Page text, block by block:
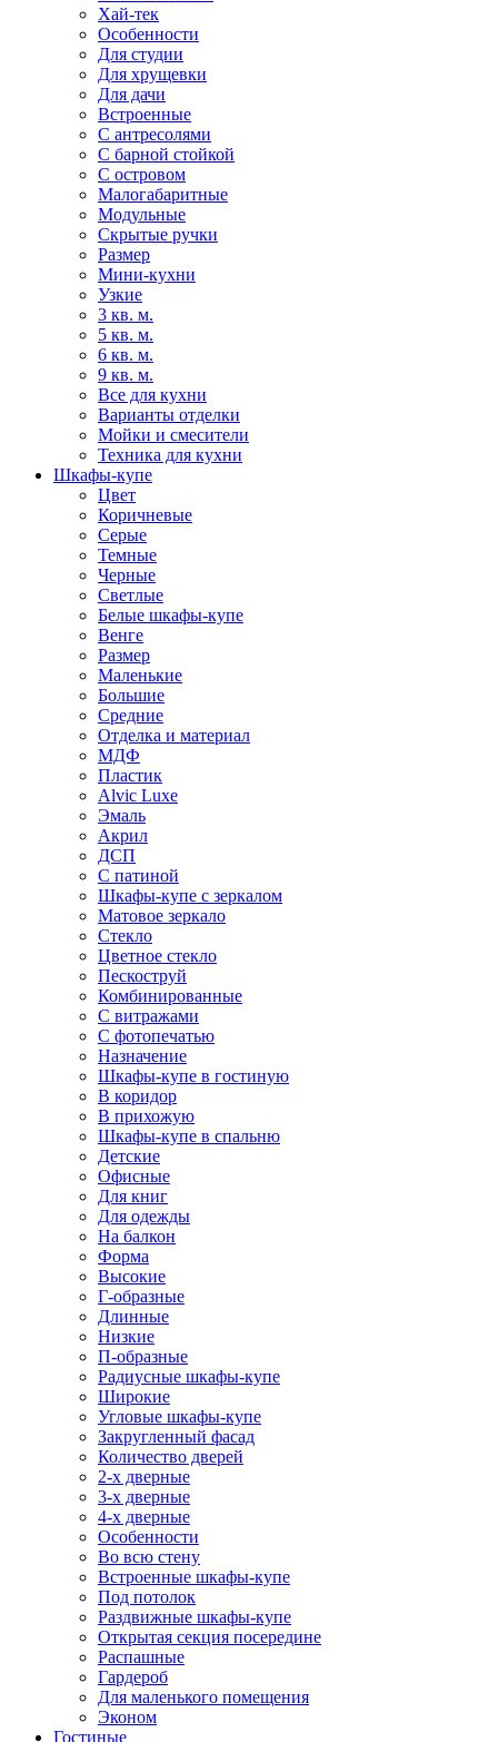
Хай-тек
Особенности
Для студии
Для хрущевки
Для дачи
Встроенные
С антресолями
С барной стойкой
С островом
Малогабаритные
Модульные
Скрытые ручки
Размер
Мини-кухни
Узкие
3 кв. м.
5 кв. м.
6 кв. м.
9 кв. м.
Все для кухни
Варианты отделки
Мойки и смесители
Техника для кухни
Шкафы-купе
Цвет
Коричневые
Серые
Темные
Черные
Светлые
Белые шкафы-купе
Венге
Размер
Маленькие
Большие
Средние
Отделка и материал
МДФ
Пластик
Alvic Luxe
Эмаль
Акрил
ДСП
С патиной
Шкафы-купе с зеркалом
Матовое зеркало
Стекло
Цветное стекло
Пескоструй
Комбинированные
С витражами
С фотопечатью
Назначение
Шкафы-купе в гостиную
В коридор
В прихожую
Шкафы-купе в спальню
Детские
Офисные
Для книг
Для одежды
На балкон
Форма
Высокие
Г-образные
Длинные
Низкие
П-образные
Радиусные шкафы-купе
Широкие
Угловые шкафы-купе
Закругленный фасад
Количество дверей
2-х дверные
3-х дверные
4-х дверные
Особенности
Во всю стену
Встроенные шкафы-купе
Под потолок
Раздвижные шкафы-купе
Открытая секция посередине
Распашные
Гардероб
Для маленького помещения
Эконом
Гостиные